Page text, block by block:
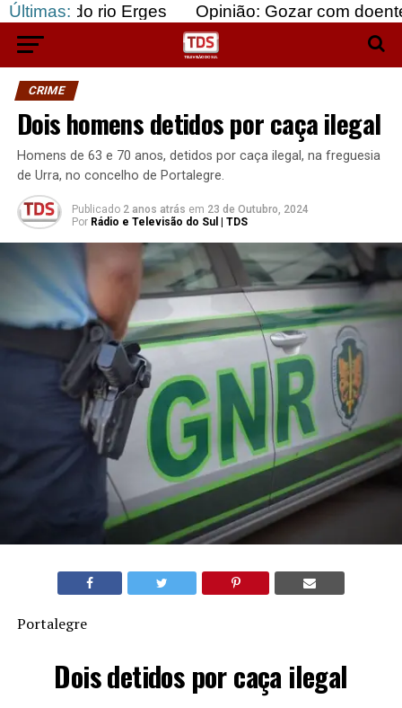
Últimas:
Erges Opinião: Gozar com doentes e
CRIME
Dois homens detidos por caça ilegal
Homens de 63 e 70 anos, detidos por caça ilegal, na freguesia
de Urra, no concelho de Portalegre.
Publicado 2 anos atrás em 23 de Outubro, 2024
Por Rádio e Televisão do Sul | TDS
Portalegre
Dois detidos por caça ilegal